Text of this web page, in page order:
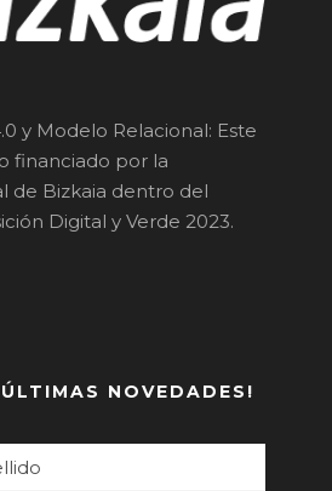
y Modelo Relacional: Este
financiado por la
de Bizkaia dentro del
Digital y Verde 2023.
NOVEDADES!